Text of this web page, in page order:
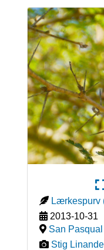
Lærkespurv
2013-10-31
San
Stig